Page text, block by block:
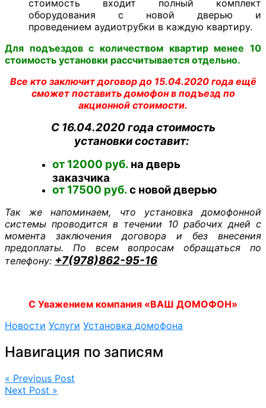
стоимость входит полный комплект
оборудования с новой дверью и
проведением аудиотрубки в каждую квартиру.
Для подъездов с количеством квартир менее 10
стоимость установки рассчитывается отдельно.
Все кто заключит договор до 15.04.2020 года ещё
сможет поставить домофон в подъезд по
акционной стоимости.
С 16.04.2020 года стоимость
установки составит:
от 12000 руб. на дверь
заказчика
от 17500 руб.с новой дверью
Так же напоминаем, что установка домофонной
системы проводится в течении 10 рабочих дней с
момента заключения договора и без внесения
предоплаты. По всем вопросам обращаться по
телефону: +7(978)862-95-16
С Уважением компания «ВАШ ДОМОФОН»
Новости Услуги Установка домофона
Навигация по записям
« Previous Post
Next Post »